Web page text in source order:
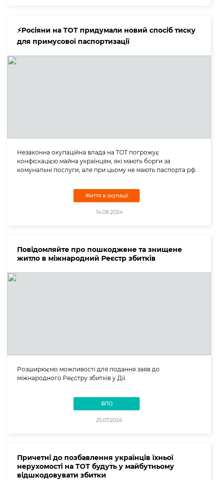
⚡️Росіяни на ТОТ придумали новий спосіб тиску
для примусової паспортизації
Незаконна окупаційна влада на ТОТ погрожує
конфіскацією майна українцям, які мають борги за
комунальні послуги, але при цьому не мають паспорта рф.
Життя в окупації
14.08.2024
Повідомляйте про пошкоджене та знищене
житло в міжнародний Реєстр збитків
Розширюємо можливості для подання заяв до
міжнародного Реєстру збитків у Дії.
ВПО
25.07.2024
Причетні до позбавлення українців їхньої
нерухомості на ТОТ будуть у майбутньому
відшкодовувати збитки